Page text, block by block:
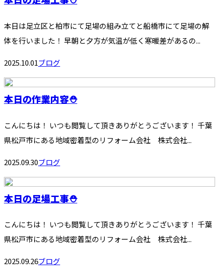
本日は足立区と柏市にて足場の組み立てと船橋市にて足場の解
体を行いました！ 早朝と夕方が気温が低く寒暖差があるの...
2025.10.01ブログ
本日の作業内容⛑️
こんにちは！ いつも閲覧して頂きありがとうございます！ 千葉
県松戸市にある地域密着型のリフォーム会社 株式会社...
2025.09.30ブログ
本日の足場工事⛑️
こんにちは！ いつも閲覧して頂きありがとうございます！ 千葉
県松戸市にある地域密着型のリフォーム会社 株式会社...
2025.09.26ブログ